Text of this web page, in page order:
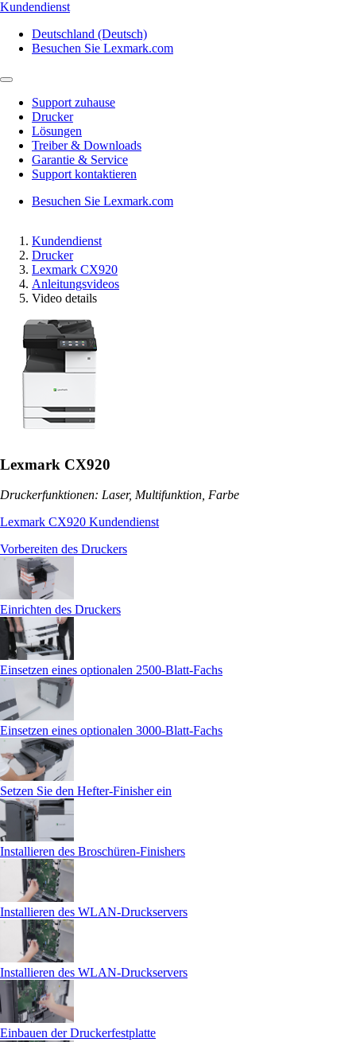
Kundendienst
Deutschland (Deutsch)
Besuchen Sie Lexmark.com
Support zuhause
Drucker
Lösungen
Treiber & Downloads
Garantie & Service
Support kontaktieren
Besuchen Sie Lexmark.com
Kundendienst
Drucker
Lexmark CX920
Anleitungsvideos
Video details
Lexmark CX920
Druckerfunktionen: Laser, Multifunktion, Farbe
Lexmark CX920 Kundendienst
Vorbereiten des Druckers
Einrichten des Druckers
Einsetzen eines optionalen 2500‑Blatt-Fachs
Einsetzen eines optionalen 3000‑Blatt-Fachs
Setzen Sie den Hefter-Finisher ein
Installieren des Broschüren-Finishers
Installieren des WLAN-Druckservers
Installieren des WLAN-Druckservers
Einbauen der Druckerfestplatte